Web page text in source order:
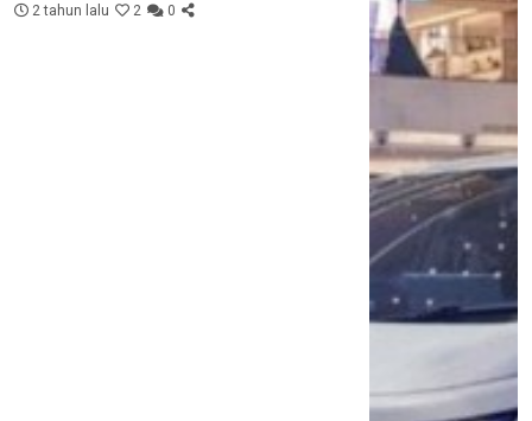
2 tahun lalu 2 0